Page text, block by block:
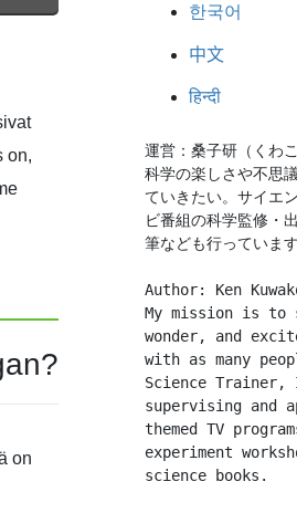
on,
on
한국어
中文
हिन्दी
運営：桑子研（くわこ
科学の楽しさや不思
ていきたい。サイエ
ビ番組の科学監修・
筆なども行っています
Author: Ken
My mission is to
wonder, and
with as many
Science Trainer,
supervising and
themed TV
experiment
science books.